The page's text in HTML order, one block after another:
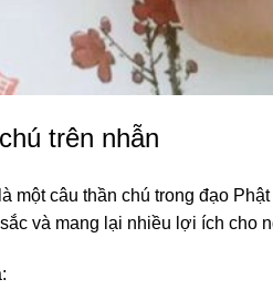
trên nhẫn
một câu thần chú trong đạo
và mang lại nhiều lợi ích cho